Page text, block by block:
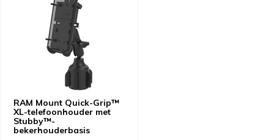
RAM Mount Quick-Grip™
XL-telefoonhouder met
Stubby™-
bekerhouderbasis